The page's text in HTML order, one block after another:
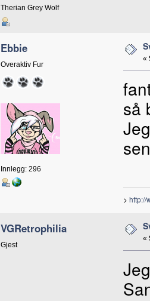
Therian Grey Wolf
Ebbie
Overaktiv Fur
Innlegg: 296
«
så
> http://
VGRetrophilia
Gjest
«